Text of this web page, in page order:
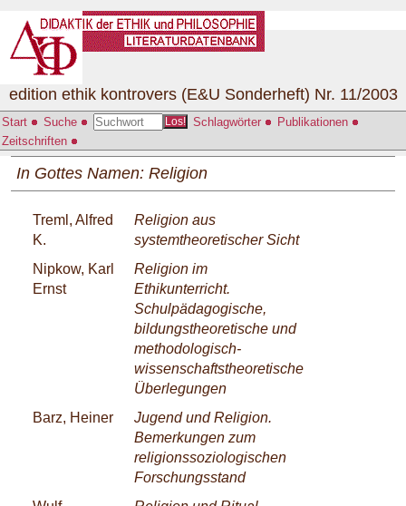
Start Suche Los! Schlagwörter
Publikationen
Zeitschriften
edition ethik kontrovers (E&U Sonderheft) Nr. 11/2003
In Gottes Namen: Religion
Treml, Alfred
K.
Religion aus
systemtheoretischer Sicht
Nipkow, Karl
Ernst
Religion im
Ethikunterricht.
Schulpädagogische,
bildungstheoretische und
methodologisch-
wissenschaftstheoretische
Überlegungen
Barz, Heiner
Jugend und Religion.
Bemerkungen zum
religionssoziologischen
Forschungsstand